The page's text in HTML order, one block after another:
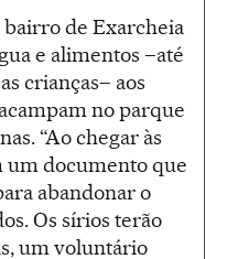
de Exarcheia
e alimentos –até
crianças– aos
no parque
“Ao chegar às
um documento que
abandonar o
Os sírios terão
um voluntário